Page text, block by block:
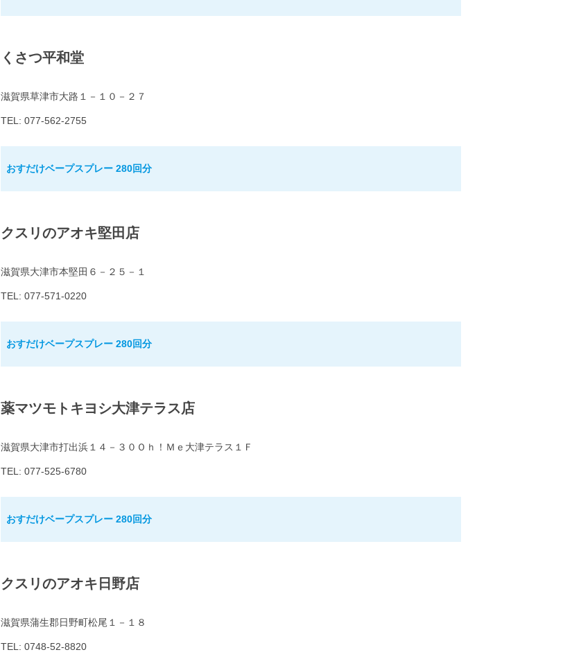
くさつ平和堂
滋賀県草津市大路１－１０－２７
TEL: 077-562-2755
おすだけベープスプレー 280回分
クスリのアオキ堅田店
滋賀県大津市本堅田６－２５－１
TEL: 077-571-0220
おすだけベープスプレー 280回分
薬マツモトキヨシ大津テラス店
滋賀県大津市打出浜１４－３０Ｏｈ！Ｍｅ大津テラス１Ｆ
TEL: 077-525-6780
おすだけベープスプレー 280回分
クスリのアオキ日野店
滋賀県蒲生郡日野町松尾１－１８
TEL: 0748-52-8820